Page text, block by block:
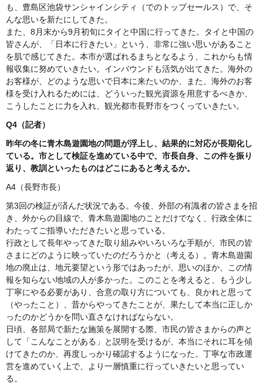
も、豊島区池袋サンシャインシティ（でのトップセールス）で、そ
んな思いを新たにしてきた。
また、8月末から9月初旬にタイと中国に行ってきた。タイと中国の
皆さんが、「日本に行きたい」という、非常に強い思いがあること
を肌で感じてきた。本市が選ばれるまちとなるよう、これからも情
報収集に努めていきたい。インバウンドも活気が出てきた。海外の
お客様が、どのような思いで日本に来たいのか、また、海外のお客
様を受け入れるためには、どういった観光資源を用意するべきか、
こうしたことに力を入れ、観光都市長野市をつくっていきたい。
Q4（記者）
昨年の冬に青木島遊園地の問題が浮上し、結果的に対応が長期化し
ている。市として検証を進めている中で、市長自身、この件を振り
返り、教訓といったものはどこにあると考えるか。
A4（長野市長）
第3回の検証が済んだ状況である。今後、外部の有識者の皆さまを招
き、外からの目線で、青木島遊園地のことだけでなく、行政全体に
わたってご指導いただきたいと思っている。
行政として長年やってきた取り組みやいろいろな手順が、市民の皆
さまにどのように映っていたのだろうかと（考える）。青木島遊園
地の廃止は、地元要望という形ではあったが、思いのほか、この情
報を知らない地域の人が多かった。このことを考えると、もう少し
丁寧にやる必要があり、合意の取り方についても、良かれと思って
（やったこと）、昔からやってきたことが、果たして本当に正しか
ったのかどうかを問い直さなければならない。
日頃、各部局で新たな施策を展開する際、市民の皆さまからの声と
して「こんなことがある」と説明を受けるが、本当にそれに耳を傾
けてきたのか、再度しっかり確認するようになった。丁寧な市政運
営を進めていく上で、より一層慎重に行っていきたいと思ってい
る。